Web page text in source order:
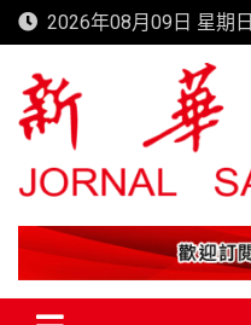
Skip
to
content
2026年08月09日 星期日
新華澳報